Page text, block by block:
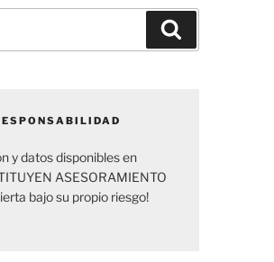
y datos disponibles en
ASESORAMIENTO
bajo su propio riesgo!